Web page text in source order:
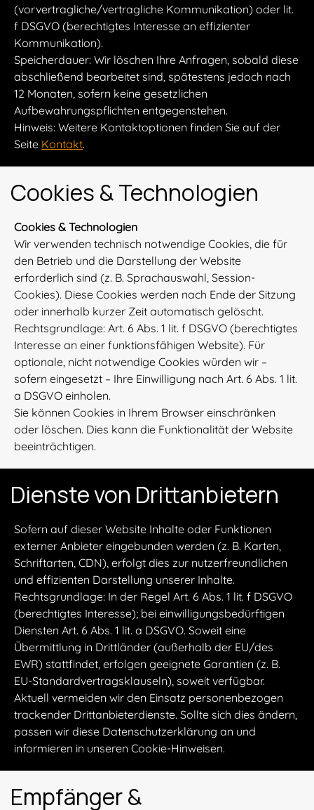
(vorvertragliche/vertragliche Kommunikation) oder lit.
f DSGVO (berechtigtes Interesse an effizienter
Kommunikation).
Speicherdauer: Wir löschen Ihre Anfragen, sobald diese
abschließend bearbeitet sind, spätestens jedoch nach
12 Monaten, sofern keine gesetzlichen
Aufbewahrungspflichten entgegenstehen.
Hinweis: Weitere Kontaktoptionen finden Sie auf der
Seite Kontakt.
Cookies & Technologien
Cookies & Technologien
Wir verwenden technisch notwendige Cookies, die für
den Betrieb und die Darstellung der Website
erforderlich sind (z. B. Sprachauswahl, Session-
Cookies). Diese Cookies werden nach Ende der Sitzung
oder innerhalb kurzer Zeit automatisch gelöscht.
Rechtsgrundlage: Art. 6 Abs. 1 lit. f DSGVO (berechtigtes
Interesse an einer funktionsfähigen Website). Für
optionale, nicht notwendige Cookies würden wir –
sofern eingesetzt – Ihre Einwilligung nach Art. 6 Abs. 1 lit.
a DSGVO einholen.
Sie können Cookies in Ihrem Browser einschränken
oder löschen. Dies kann die Funktionalität der Website
beeinträchtigen.
Dienste von Drittanbietern
Sofern auf dieser Website Inhalte oder Funktionen
externer Anbieter eingebunden werden (z. B. Karten,
Schriftarten, CDN), erfolgt dies zur nutzerfreundlichen
und effizienten Darstellung unserer Inhalte.
Rechtsgrundlage: In der Regel Art. 6 Abs. 1 lit. f DSGVO
(berechtigtes Interesse); bei einwilligungsbedürftigen
Diensten Art. 6 Abs. 1 lit. a DSGVO. Soweit eine
Übermittlung in Drittländer (außerhalb der EU/des
EWR) stattfindet, erfolgen geeignete Garantien (z. B.
EU-Standardvertragsklauseln), soweit verfügbar.
Aktuell vermeiden wir den Einsatz personenbezogen
trackender Drittanbieterdienste. Sollte sich dies ändern,
passen wir diese Datenschutzerklärung an und
informieren in unseren Cookie-Hinweisen.
Empfänger &